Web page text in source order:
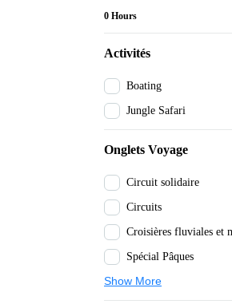
0 Hours
Activités
Boating
Jungle Safari
Onglets Voyage
Circuit solidaire
Circuits
Spécial Pâques
Show More